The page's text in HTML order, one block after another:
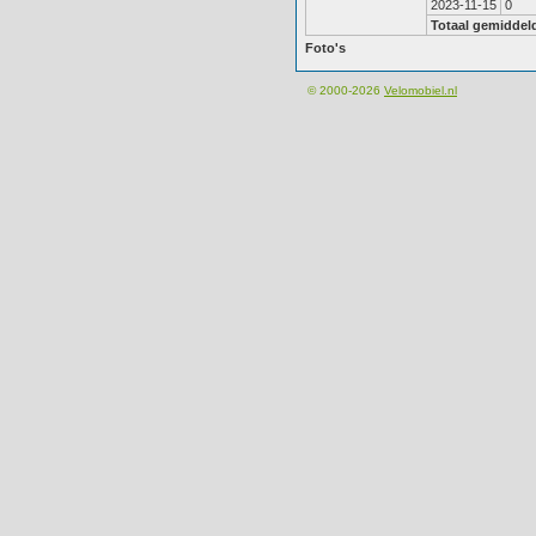
2023-11-15 0
Totaal
Foto's
© 2000-2026 Velomobiel.nl